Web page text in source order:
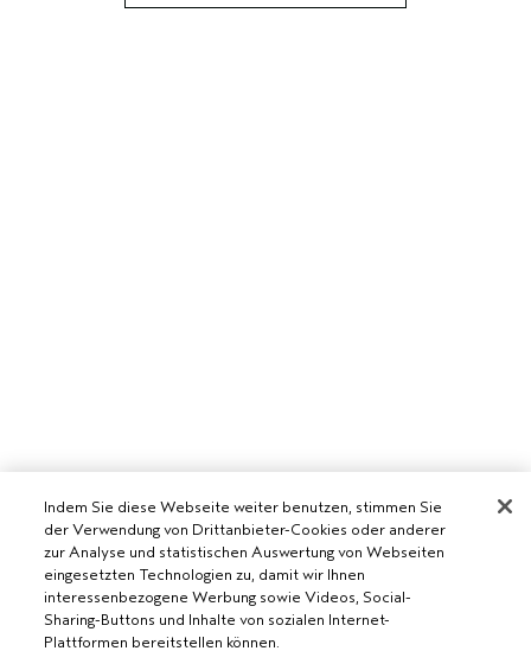
AVEDA SALON WERDEN
Indem Sie diese Webseite weiter benutzen, stimmen Sie
der Verwendung von Drittanbieter-Cookies oder anderer
zur Analyse und statistischen Auswertung von Webseiten
eingesetzten Technologien zu, damit wir Ihnen
interessenbezogene Werbung sowie Videos, Social-
Sharing-Buttons und Inhalte von sozialen Internet-
Plattformen bereitstellen können.